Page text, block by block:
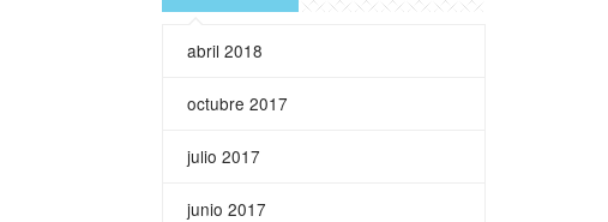
abril 2018
octubre 2017
julio 2017
junio 2017